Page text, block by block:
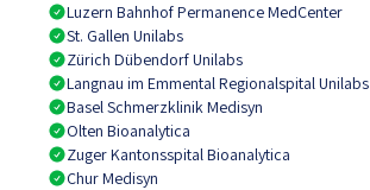
Luzern Bahnhof Permanence MedCenter
St. Gallen Unilabs
Zürich Dübendorf Unilabs
Langnau im Emmental Regionalspital Unilabs
Basel Schmerzklinik Medisyn
Olten Bioanalytica
Zuger Kantonsspital Bioanalytica
Chur Medisyn